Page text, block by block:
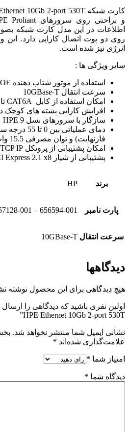
روی دو پوت اتصال کارایی دارد.
انرژی نیز شده است.
سایر ویژگی ها :
استفاده از موتور شتاب دهنده TOE
سرعت انتقال 10GBase-T
امکان استفاده از کابل CAT6A تا فاصله صد متری
افرایش کارایی بسته های کوچک
سازگار با سرورهای نسل 9 HPE
فارنهایت) و توان مصرفی 15.5 وات
امکان پشتیبانی از پروتکل TCP IP
پشتیبانی از شیار PCI Express 2.1 x8 و اتصال RJ45
برند HP
پارت نامبر 001 – 656594-001
سرعت انتقال 10GBase-T
دیدگاهها
هیچ دیدگاهی برای این محصول نوشته
اولین نفری باشید که دیدگاهی را
HPE Ethernet 10Gb 2-port 530T”
نشانی ایمیل شما منتشر نخواهد شد.
علامت‌گذاری شده‌اند *
امتیاز شما *
دیدگاه شما *